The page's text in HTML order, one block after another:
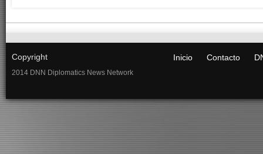
Copyright
2014 DNN Diplomatics News Network
Inicio Contacto